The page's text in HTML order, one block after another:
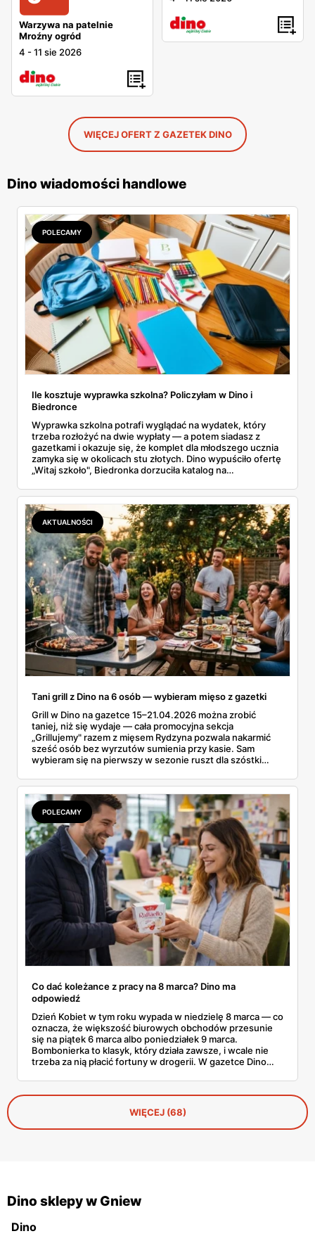
Warzywa na patelnie
Mroźny ogród
4 -11 sie 2026
WIĘCEJ OFERT Z GAZETEK DINO
Dino wiadomości handlowe
POLECAMY
Ile kosztuje wyprawka szkolna? Policzyłam w Dino i
Biedronce
Wyprawka szkolna potrafi wyglądać na wydatek, który
trzeba rozłożyć na dwie wypłaty — a potem siadasz z
gazetkami i okazuje się, że komplet dla młodszego ucznia
zamyka się w okolicach stu złotych. Dino wypuściło ofertę
„Witaj szkoło", Biedronka dorzuciła katalog na
Przejrzałam obie i policzyłam pozycja po pozycji: zeszyty,
piórniki, plecaki, farby, kleje. Poniżej cała lista przyborów
szkolnych z cenami i terminami.
AKTUALNOŚCI
Tani grill z Dino na 6 osób — wybieram mięso z gazetki
Grill w Dino na gazetce 15–21.04.2026 można zrobić
taniej, niż się wydaje — cała promocyjna sekcja
„Grillujemy" razem z mięsem Rydzyna pozwala nakarmić
sześć osób bez wyrzutów sumienia przy kasie. Sam
wybieram się na pierwszy w sezonie ruszt dla szóstki
porannej kawie. Kiełbasa Biesiadna za 11,99 zł,
marynowane udko z kurczaka po 15,99 zł za kilogram,
szynka wykwintna Rydzyna po 37,99. Sprawdzam, co
naprawdę wchodzi do koszyka, a co lepiej zostawić na
półce.
POLECAMY
Co dać koleżance z pracy na 8 marca? Dino ma
odpowiedź
Dzień Kobiet w tym roku wypada w niedzielę 8 marca — co
oznacza, że większość biurowych obchodów przesunie
się na piątek 6 marca albo poniedziałek 9 marca.
Bombonierka to klasyk, który działa zawsze, i wcale nie
trzeba za nią płacić fortuny w drogerii. W gazetce Dino
Rocher, Lindora i kilka innych markowych propozycji w
cenach, które robią różnicę. Zdążysz spokojnie — masz
WIĘCEJ (68)
Dino sklepy w Gniew
Dino